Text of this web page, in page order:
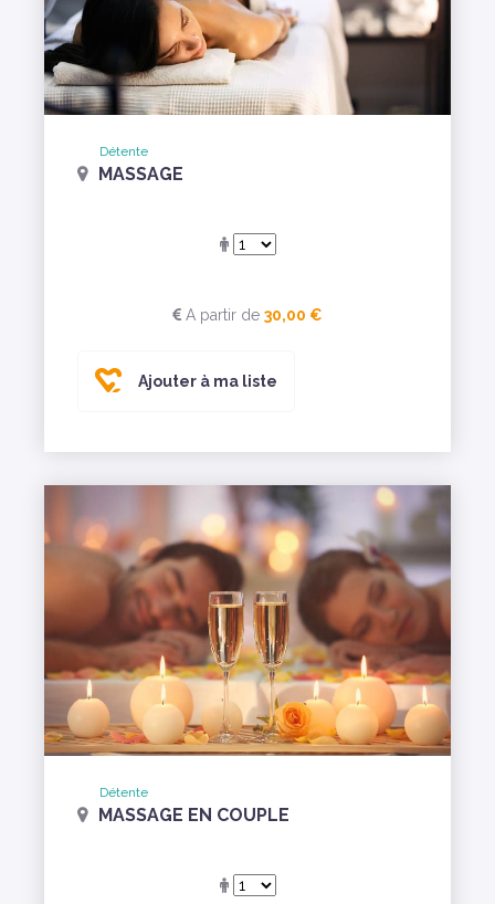
Détente
MASSAGE
A partir de 30,00 €
Ajouter à ma liste
Détente
MASSAGE EN COUPLE